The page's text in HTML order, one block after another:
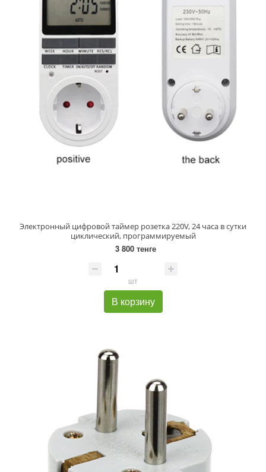
Электронный цифровой таймер розетка 220V, 24 часа в сутки
циклический, программируемый
3 800 тенге
шт
В корзину